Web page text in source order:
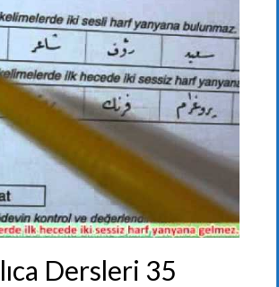
Dersleri 35